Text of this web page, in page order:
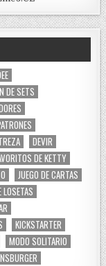
DE SETS
DEVIR
DE KETTY
JUEGO DE CARTAS
LOSETAS
KICKSTARTER
MODO SOLITARIO